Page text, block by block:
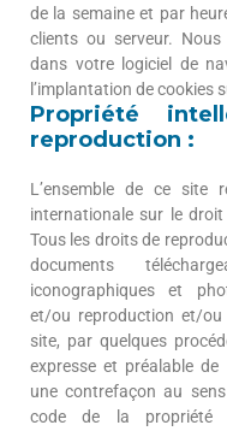
de la semaine et par
clients ou serveur.
dans votre logiciel de
l’implantation de cookies
Propriété
reproduction :
L’ensemble de ce site
internationale sur le
Tous les droits de
documents
iconographiques et
et/ou reproduction et/
site, par quelques
expresse et préalable
une contrefaçon au
code de la propriété